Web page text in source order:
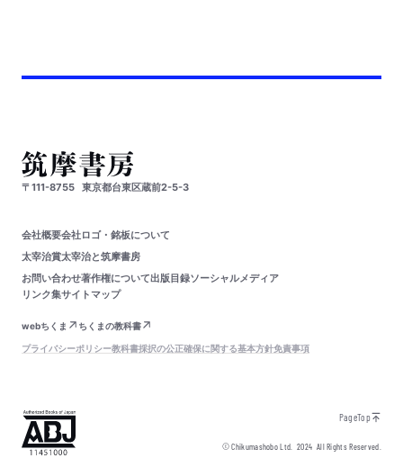
〒111-8755 東京都台東区蔵前2-5-3
会社概要会社ロゴ・銘板について
太宰治賞太宰治と筑摩書房
お問い合わせ著作権について出版目録ソーシャルメディア
リンク集サイトマップ
webちくま
ちくまの教科書
プライバシーポリシー教科書採択の公正確保に関する基本方針免責事項
PageTop
© Chikumashobo Ltd.2024 All Rights Reserved.